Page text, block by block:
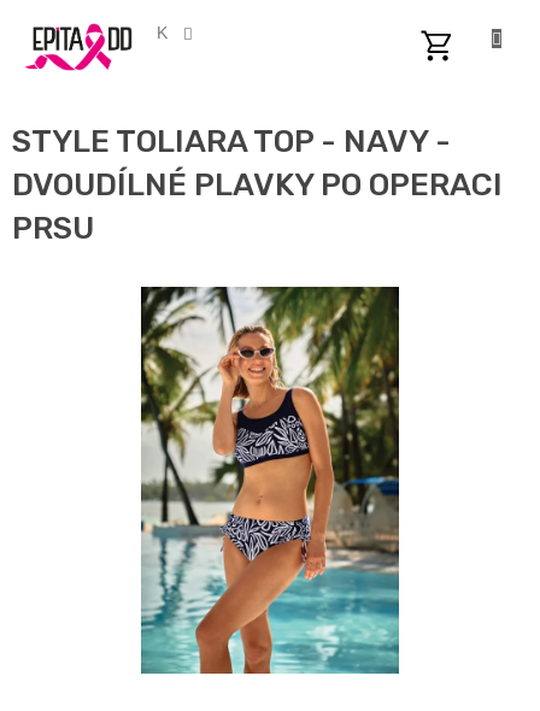
obsah
CZK
STYLE TOLIARA TOP - NAVY -
DVOUDÍLNÉ PLAVKY PO OPERACI
PRSU